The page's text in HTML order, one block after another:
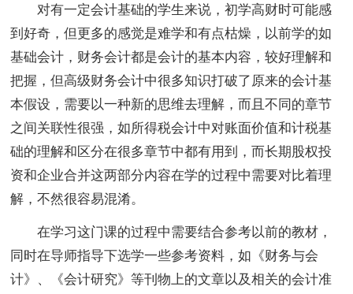
对有一定会计基础的学生来说，初学高财时可能感
到好奇，但更多的感觉是难学和有点枯燥，以前学的如
基础会计，财务会计都是会计的基本内容，较好理解和
把握，但高级财务会计中很多知识打破了原来的会计基
本假设，需要以一种新的思维去理解，而且不同的章节
之间关联性很强，如所得税会计中对账面价值和计税基
础的理解和区分在很多章节中都有用到，而长期股权投
资和企业合并这两部分内容在学的过程中需要对比着理
解，不然很容易混淆。
在学习这门课的过程中需要结合参考以前的教材，
同时在导师指导下选学一些参考资料，如《财务与会
计》、《会计研究》等刊物上的文章以及相关的会计准